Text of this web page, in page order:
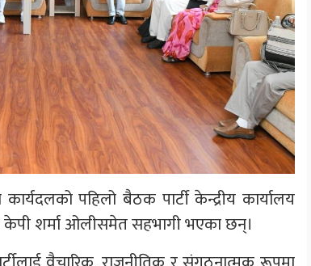
पहिलो बैठक पार्टी केन्द्रीय कार्यालय
केपी शर्मा ओलीसमेत सहभागी भएका छन्।